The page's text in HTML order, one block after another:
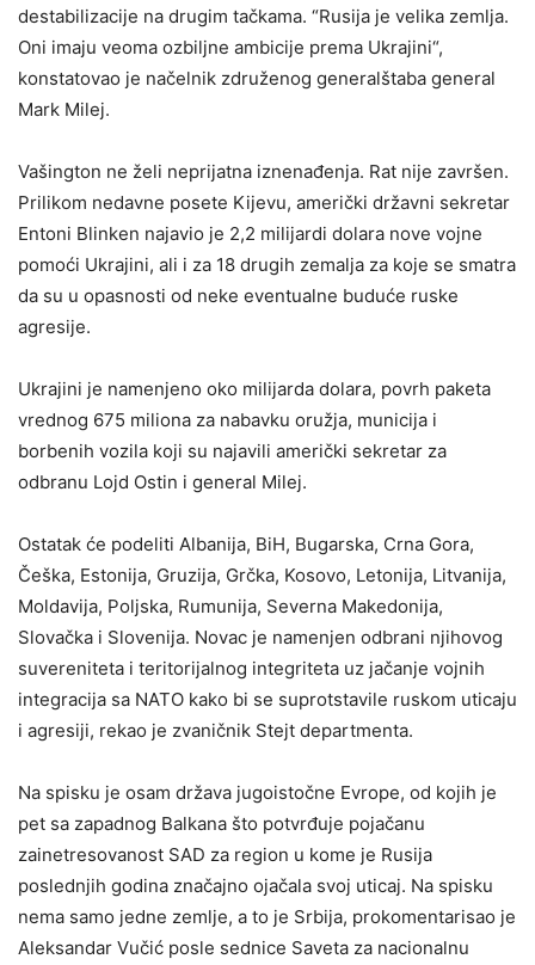
destabilizacije na drugim tačkama. “Rusija je velika zemlja.
Oni imaju veoma ozbiljne ambicije prema Ukrajini“,
konstatovao je načelnik združenog generalštaba general
Mark Milej.
Vašington ne želi neprijatna iznenađenja. Rat nije završen.
Prilikom nedavne posete Kijevu, američki državni sekretar
Entoni Blinken najavio je 2,2 milijardi dolara nove vojne
pomoći Ukrajini, ali i za 18 drugih zemalja za koje se smatra
da su u opasnosti od neke eventualne buduće ruske
agresije.
Ukrajini je namenjeno oko milijarda dolara, povrh paketa
vrednog 675 miliona za nabavku oružja, municija i
borbenih vozila koji su najavili američki sekretar za
odbranu Lojd Ostin i general Milej.
Ostatak će podeliti Albanija, BiH, Bugarska, Crna Gora,
Češka, Estonija, Gruzija, Grčka, Kosovo, Letonija, Litvanija,
Moldavija, Poljska, Rumunija, Severna Makedonija,
Slovačka i Slovenija. Novac je namenjen odbrani njihovog
suvereniteta i teritorijalnog integriteta uz jačanje vojnih
integracija sa NATO kako bi se suprotstavile ruskom uticaju
i agresiji, rekao je zvaničnik Stejt departmenta.
Na spisku je osam država jugoistočne Evrope, od kojih je
pet sa zapadnog Balkana što potvrđuje pojačanu
zainetresovanost SAD za region u kome je Rusija
poslednjih godina značajno ojačala svoj uticaj. Na spisku
nema samo jedne zemlje, a to je Srbija, prokomentarisao je
Aleksandar Vučić posle sednice Saveta za nacionalnu